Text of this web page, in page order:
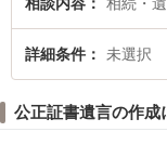
士を検索したい』『初回
村内の弁護士に相談予約
詳細条件 未選択
公正証書遺言の作成